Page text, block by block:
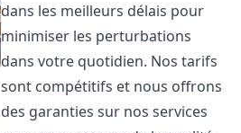
dans les meilleurs délais pour
minimiser les perturbations
dans votre quotidien. Nos tarifs
sont compétitifs et nous offrons
des garanties sur nos services